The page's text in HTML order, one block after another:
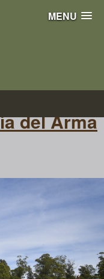
MENU
del Arma